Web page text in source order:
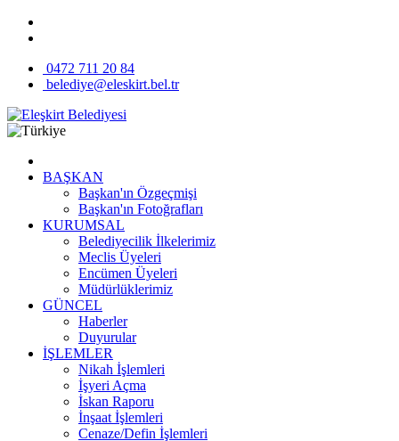
0472 711 20 84
belediye@eleskirt.bel.tr
BAŞKAN
Başkan'ın Özgeçmişi
Başkan'ın Fotoğrafları
KURUMSAL
Belediyecilik İlkelerimiz
Meclis Üyeleri
Encümen Üyeleri
Müdürlüklerimiz
GÜNCEL
Haberler
Duyurular
İŞLEMLER
Nikah İşlemleri
İşyeri Açma
İskan Raporu
İnşaat İşlemleri
Cenaze/Defin İşlemleri